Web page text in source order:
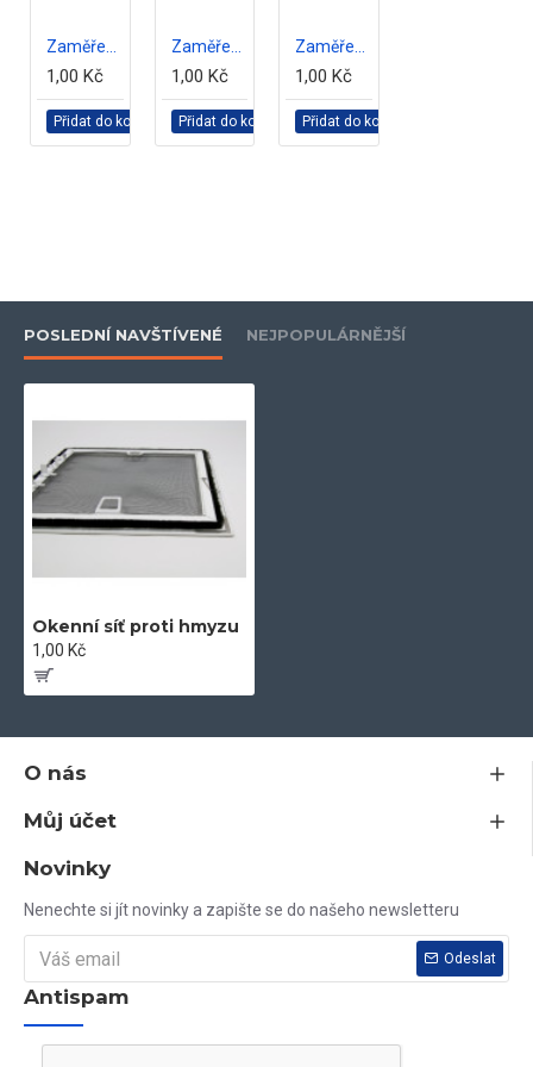
1,00 Kč
Přidat do košíku
1,00 Kč
Přidat do košíku
1,00 Kč
Přidat do košíku
POSLEDNÍ NAVŠTÍVENÉ NEJPOPULÁRNĚJŠÍ
Okenní síť proti hmyzu
1,00 Kč
O nás
Můj účet
Novinky
Nenechte si jít novinky a zapište se do našeho newsletteru
Odeslat
Antispam